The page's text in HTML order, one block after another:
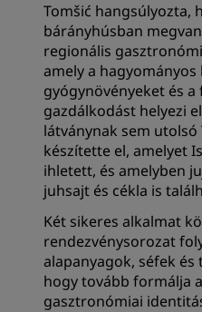
Tomšić hangsúlyozta,
bárányhúsban
regionális
amely a
gyógynövényeket és
gazdálkodást helyezi
látványnak sem
készítette el, amelyet
ihletett, és amelyben
juhsajt és cékla is
Két sikeres alkalmat
rendezvénysorozat
alapanyagok, séfek
hogy tovább formálja
gasztronómiai